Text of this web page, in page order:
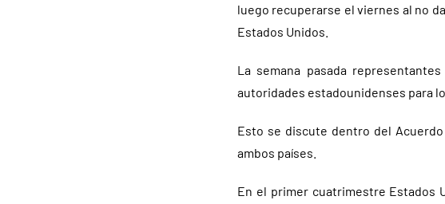
luego recuperarse el viernes al no
Estados Unidos.
La semana pasada
autoridades estadounidenses para
Esto se discute dentro del
ambos países.
En el primer cuatrimestre Estados